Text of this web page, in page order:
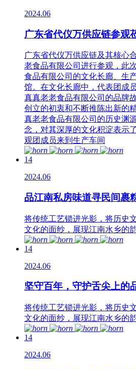
2024.06
广东省代仪万供应链参观
广东省代仪万供应链及其核心
老食品有限公司进行参观，此
食品有限公司的文化长廊、生
馆。在文化长廊中，代表团成
真真老老食品有限公司的品牌
创立的初衷和不断推陈出新的
真老老食品有限公司的历史渊
念，对其深厚的文化积淀表示
观团成员来到生产车间
14
2024.06
品江南私房味道寻民间裹
将传统工艺锁进光影，将历史
文化的面纱，展现江南水乡的韵
14
2024.06
坚守百年，守护舌尖上的
将传统工艺锁进光影，将历史
文化的面纱，展现江南水乡的韵
14
2024.06